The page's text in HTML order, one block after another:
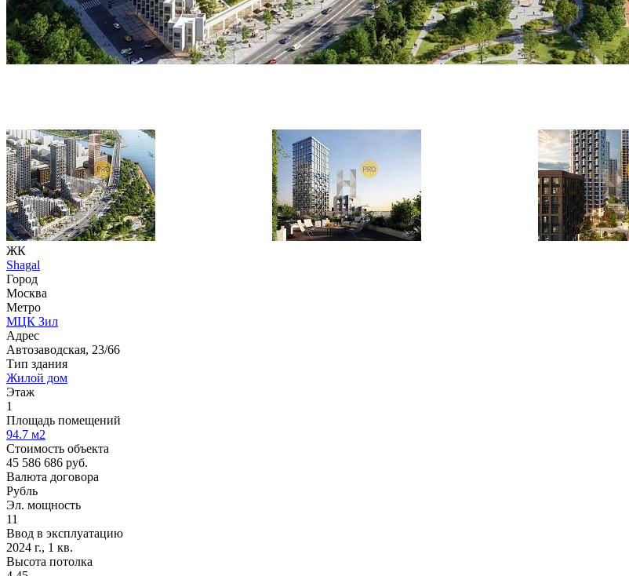
ЖК
Shagal
Город
Москва
Метро
МЦК Зил
Адрес
Автозаводская, 23/66
Тип здания
Жилой дом
Этаж
1
Площадь помещений
94.7 м2
Стоимость объекта
45 586 686 руб.
Валюта договора
Рубль
Эл. мощность
11
Ввод в эксплуатацию
2024 г., 1 кв.
Высота потолка